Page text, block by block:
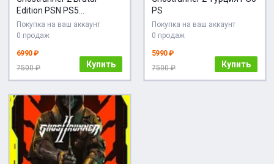
Edition PSN PS5
PLAYSTATION
Покупка на ваш аккаунт
0 продаж
6990 ₽
7500 ₽
Купить
PS
Покупка на ваш аккаунт
0 продаж
5990 ₽
7500 ₽
Купить